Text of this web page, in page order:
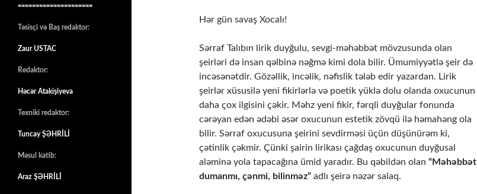
Hər gün savaş Xocalı!
Sərraf Talıbın lirik duyğulu, sevgi-məhəbbət mövzusunda olan
şeirləri də insan qəlbinə nəğmə kimi dola bilir. Ümumiyyətlə şeir də
incəsənətdir. Gözəllik, incəlik, nəfislik tələb edir yazardan. Lirik
şeirlər xüsusilə yeni fikirlərlə və poetik yüklə dolu olanda oxucunun
daha çox ilgisini çəkir. Məhz yeni fikir, fərqli duyğular fonunda
cərəyan edən ədəbi əsər oxucunun estetik zövqü ilə həmahəng ola
bilir. Sərraf oxucusuna şeirini sevdirməsi üçün düşünürəm ki,
çətinlik çəkmir. Çünki şairin lirikası çağdaş oxucunun duyğusal
aləminə yola tapacağına ümid yaradır. Bu qəbildən olan “Məhəbbət
dumanmı, çənmi, bilinməz” adlı şeirə nəzər salaq.
=====================
Təsisçi və Baş redaktor:
Zaur USTAC
Redaktor:
Həcər Atakişiyeva
Texniki redaktor:
Tuncay ŞƏHRİLİ
Məsul katib:
Araz ŞƏHRİLİ